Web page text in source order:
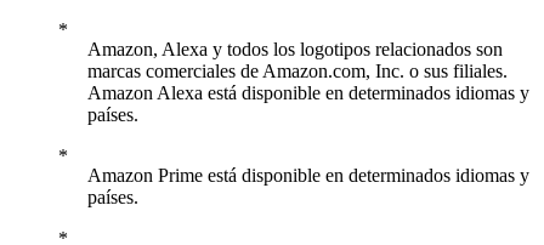
Amazon, Alexa y todos los logotipos relacionados son
marcas comerciales de Amazon.com, Inc. o sus filiales.
Amazon Alexa está disponible en determinados idiomas y
países.
Amazon Prime está disponible en determinados idiomas y
países.